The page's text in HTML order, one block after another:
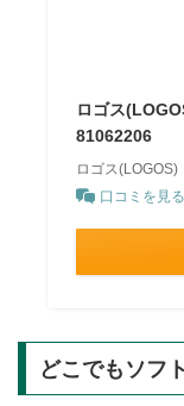
ロゴス
81062206
ロゴス(LOGOS)
口コミを見る
どこでもソフ